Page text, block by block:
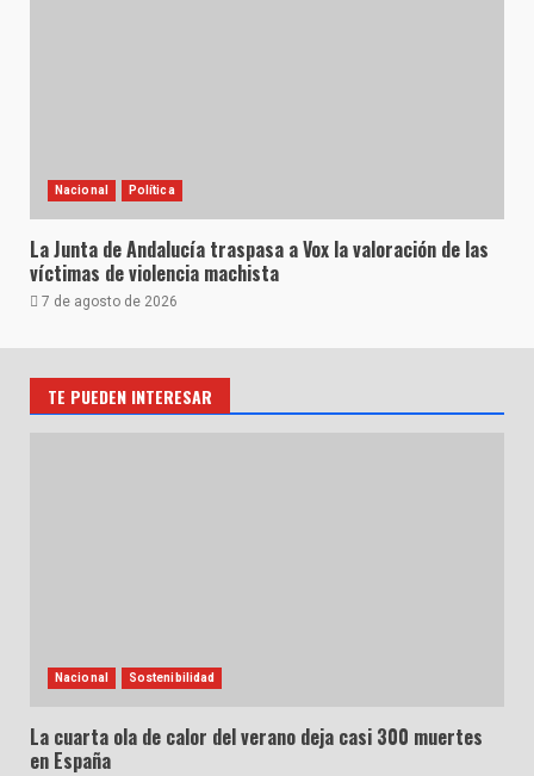
Nacional Política
La Junta de Andalucía traspasa a Vox la valoración de las
víctimas de violencia machista
7 de agosto de 2026
TE PUEDEN INTERESAR
Nacional Sostenibilidad
La cuarta ola de calor del verano deja casi 300 muertes
en España